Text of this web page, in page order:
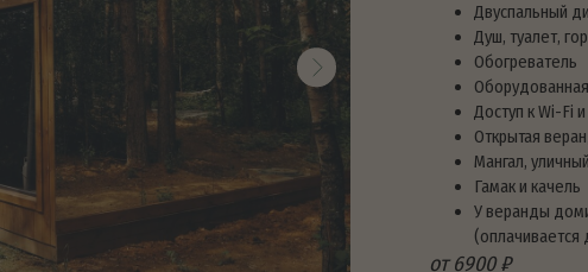
Оборудованная кухня: посуда,
Доступ к Wi-Fi и станция Алиса
Открытая веранда с креслами
Мангал, уличный стол
Гамак и качель
У веранды домика расположена
(оплачивается дополнительно)
Смотреть свободные